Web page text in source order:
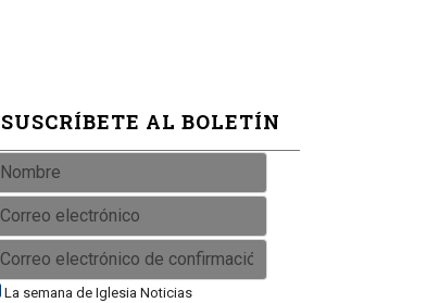
SUSCRÍBETE AL BOLETÍN
La semana de Iglesia Noticias